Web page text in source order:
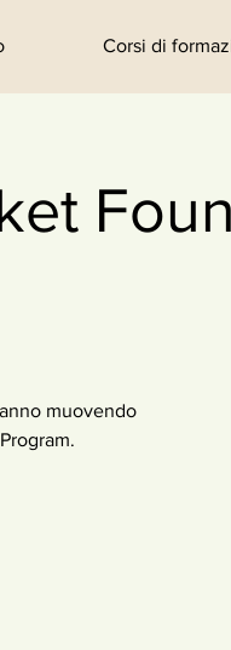
muovendo
Corsi di